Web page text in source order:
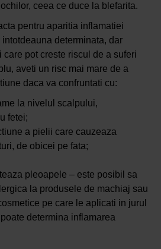
ceea ce duce la blefarita.
pentru aparitia inflamatiei
determinata, dar
care pot creste riscul de a suferi
aveti un risc mai mare de a
daca va confruntati cu:
la nivelul scalpului,
fetei;
a pielii care cauzeaza
de obicei pe fata;
pleoapele – este posibil sa
la produsele de machiaj sau
pe care le aplicati in jurul
determina inflamarea